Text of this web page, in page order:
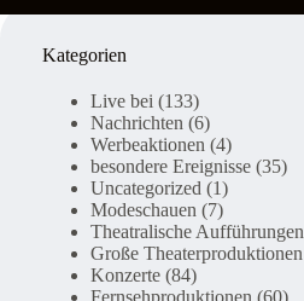
Kategorien
Live bei (133)
Nachrichten (6)
Werbeaktionen (4)
besondere Ereignisse (35)
Uncategorized (1)
Modeschauen (7)
Theatralische Aufführungen
Große Theaterproduktionen
Konzerte (84)
Fernsehproduktionen (60)